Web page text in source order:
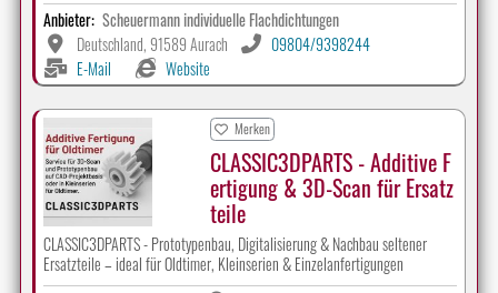
Anbieter: Scheuermann individuelle Flachdichtungen
Deutschland, 91589 Aurach
09804/9398244
E-Mail
Website
Merken
CLASSIC3DPARTS - Additive F
ertigung & 3D-Scan für Ersatz
teile
CLASSIC3DPARTS - Prototypenbau, Digitalisierung & Nachbau seltener
Ersatzteile – ideal für Oldtimer, Kleinserien & Einzelanfertigungen